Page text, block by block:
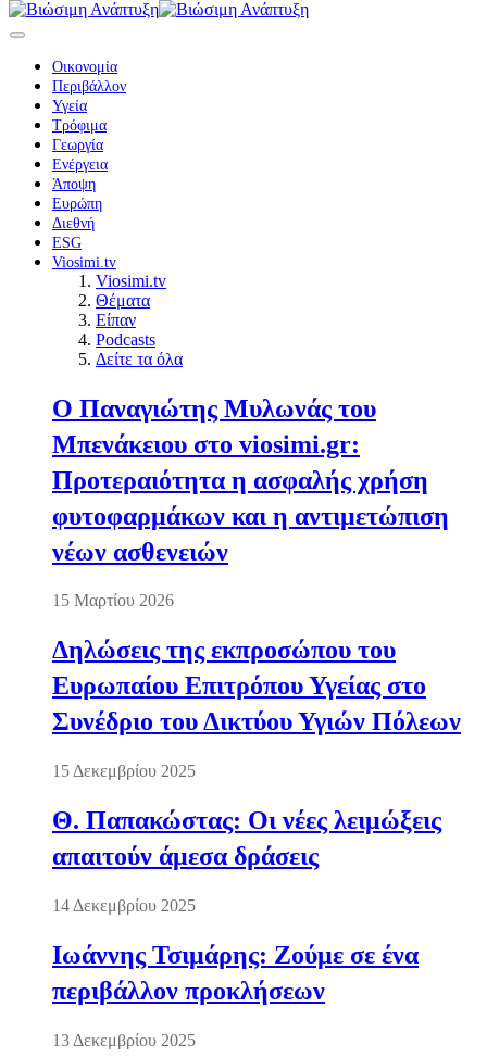
Οικονομία
Περιβάλλον
Υγεία
Τρόφιμα
Γεωργία
Ενέργεια
Άποψη
Ευρώπη
Διεθνή
ESG
Viosimi.tv
Viosimi.tv
Θέματα
Είπαν
Podcasts
Δείτε τα όλα
Ο Παναγιώτης Μυλωνάς του
Μπενάκειου στο viosimi.gr:
Προτεραιότητα η ασφαλής χρήση
φυτοφαρμάκων και η αντιμετώπιση
νέων ασθενειών
15 Μαρτίου 2026
Δηλώσεις της εκπροσώπου του
Ευρωπαίου Επιτρόπου Υγείας στο
Συνέδριο του Δικτύου Υγιών Πόλεων
15 Δεκεμβρίου 2025
Θ. Παπακώστας: Οι νέες λειμώξεις
απαιτούν άμεσα δράσεις
14 Δεκεμβρίου 2025
Ιωάννης Τσιμάρης: Ζούμε σε ένα
περιβάλλον προκλήσεων
13 Δεκεμβρίου 2025